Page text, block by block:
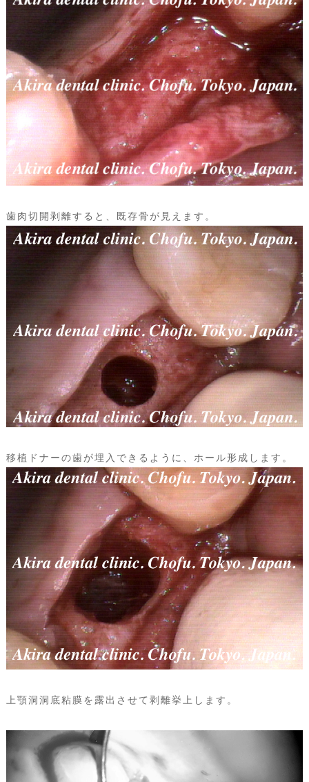
歯肉切開剥離すると、既存骨が見えます。
移植ドナーの歯が埋入できるように、ホール形成します。
上顎洞洞底粘膜を露出させて剥離挙上します。
動